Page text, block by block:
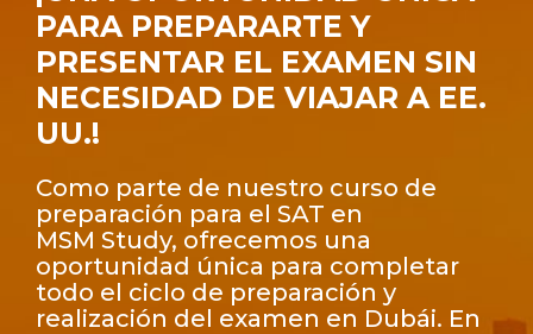
PARA PREPARARTE Y
PRESENTAR EL EXAMEN SIN
NECESIDAD DE VIAJAR A EE.
UU.!
Como parte de nuestro curso de
preparación para el SAT en
MSM Study, ofrecemos una
oportunidad única para completar
todo el ciclo de preparación y
realización del examen en Dubái. En